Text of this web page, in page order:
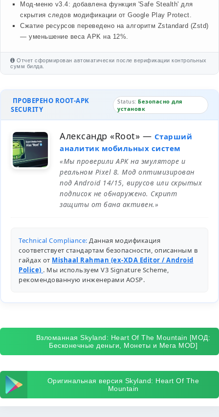
Мод-меню v3.4: добавлена функция 'Safe Stealth' для
скрытия следов модификации от Google Play Protect.
Сжатие ресурсов переведено на алгоритм Zstandard (Zstd)
— уменьшение веса APK на 12%.
Отчет сформирован автоматически после верификации контрольных
сумм билда.
ПРОВЕРЕНО ROOT-APK
SECURITY
Status: Безопасно для
установк
Александр «Root» — Старший
аналитик мобильных систем
«Мы проверили APK на эмуляторе и
реальном Pixel 8. Мод оптимизирован
под Android 14/15, вирусов или скрытых
подписок не обнаружено. Скрипт
защиты от бана активен.»
Technical Compliance: Данная модификация
соответствует стандартам безопасности, описанным в
гайдах от Mishaal Rahman (ex-XDA Editor / Android
Police) . Мы используем V3 Signature Scheme,
рекомендованную инженерами AOSP.
Взломанная Skyland: Heart Of The Mountain [МОД:
Бесконечные деньги, Монеты и Мега MOD]
Оригинальная версия Skyland: Heart Of The
Mountain